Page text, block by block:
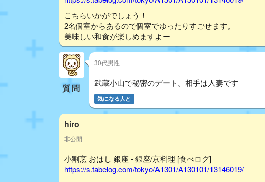
こちらいかがでしょう！
2名個室からあるので個室でゆったりすごせます。
美味しい和食が楽しめますよー
質問
30代男性
武蔵小山で秘密のデート。相手は人妻です
気になる人と
hiro
非公開
小割烹 おはし 銀座 - 銀座/京料理 [食べログ]
https://s.tabelog.com/tokyo/A1301/A130101/13146019/